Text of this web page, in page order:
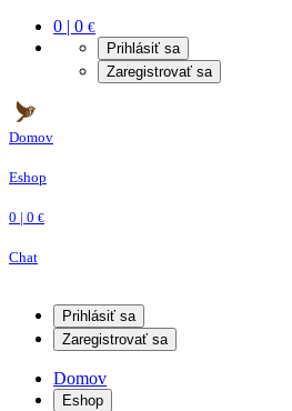
0 | 0 €
Prihlásiť sa
Zaregistrovať sa
Domov
Eshop
0 | 0 €
Chat
Prihlásiť sa
Zaregistrovať sa
Domov
Eshop